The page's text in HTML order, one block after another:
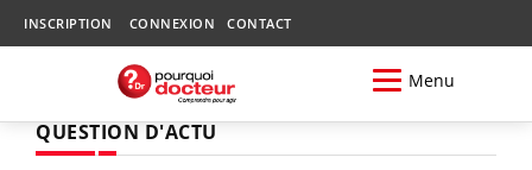
INSCRIPTION CONNEXION CONTACT
Menu
QUESTION D'ACTU